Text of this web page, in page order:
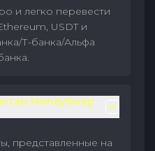
и легко перевести
USDT и
Т-банка/Альфа
MoneySwap
представленные на